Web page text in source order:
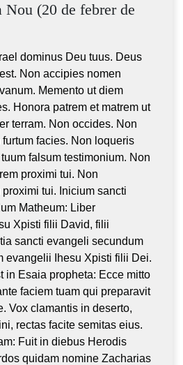
(20 de febrer de
dominus Deu tuus. Deus
Non accipies nomen
Memento ut diem
Honora patrem et matrem ut
terram. Non occides. Non
facies. Non loqueris
falsum testimonium. Non
proximi tui. Non
tui. Inicium sancti
Matheum: Liber
Xpisti filii David, filii
sancti evangeli secundum
evangelii Ihesu Xpisti filii Dei.
in Esaia propheta: Ecce mitto
faciem tuam qui preparavit
Vox clamantis in deserto,
rectas facite semitas eius.
Fuit in diebus Herodis
quidam nomine Zacharias